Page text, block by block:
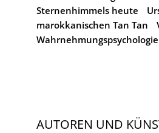
Sternenhimmels heute
marokkanischen Tan Tan
Wahrnehmungspsychologie
AUTOREN UND